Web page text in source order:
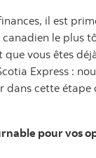
il est
le plus
que vous êtes
Express :
dans cette étape
pour vos